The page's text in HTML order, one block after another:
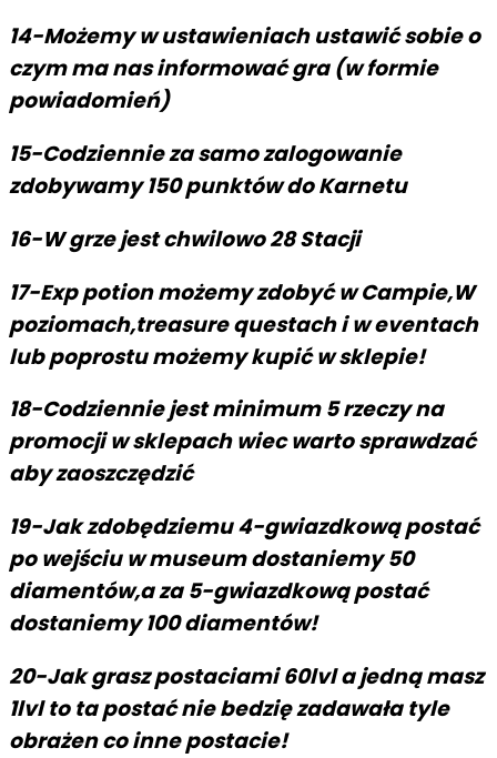
14-Możemy w ustawieniach ustawić sobie o
czym ma nas informować gra (w formie
powiadomień)
15-Codziennie za samo zalogowanie
zdobywamy 150 punktów do Karnetu
16-W grze jest chwilowo 28 Stacji
17-Exp potion możemy zdobyć w Campie,W
poziomach,treasure questach i w eventach
lub poprostu możemy kupić w sklepie!
18-Codziennie jest minimum 5 rzeczy na
promocji w sklepach wiec warto sprawdzać
aby zaoszczędzić
19-Jak zdobędziemu 4-gwiazdkową postać
po wejściu w museum dostaniemy 50
diamentów,a za 5-gwiazdkową postać
dostaniemy 100 diamentów!
20-Jak grasz postaciami 60lvl a jedną masz
1lvl to ta postać nie bedzię zadawała tyle
obrażen co inne postacie!